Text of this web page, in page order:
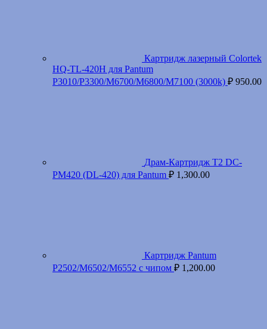
Картридж лазерный Colortek
HQ-TL-420H для Pantum
P3010/P3300/M6700/M6800/M7100 (3000k) ₽ 950.00
Драм-Картридж T2 DC-
PM420 (DL-420) для Pantum ₽ 1,300.00
Картридж Pantum
P2502/M6502/M6552 с чипом ₽ 1,200.00